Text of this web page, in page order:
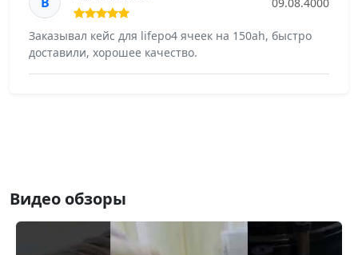
Заказывал кейс для lifepo4 ячеек на 150ah, быстро
доставили, хорошее качество.
Видео обзоры